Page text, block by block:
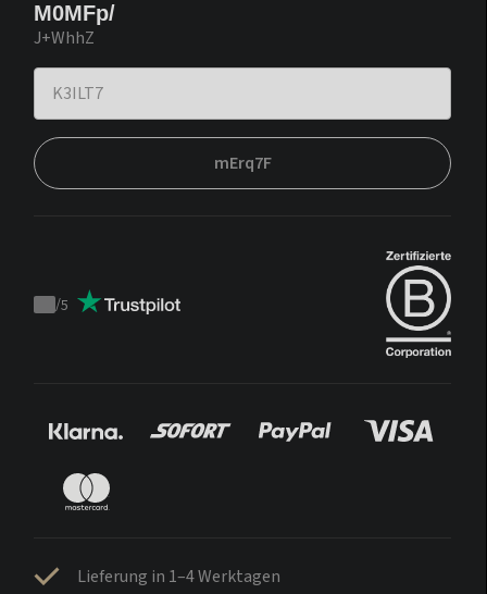
M0MFp/
J+WhhZ
mErq7F
Trustpilot
/5
Lieferung in 1–4 Werktagen